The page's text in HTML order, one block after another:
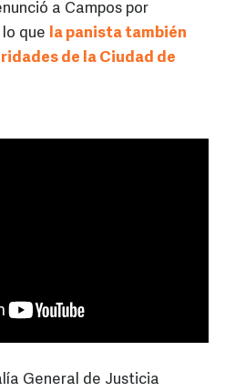
a Campos por
que la panista también
de la Ciudad de
General de Justicia